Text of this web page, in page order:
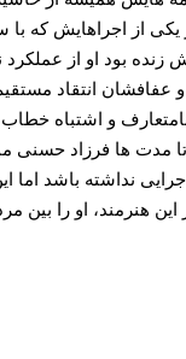
هات بت
یکی از اجراهایش که با
بود او از عملکرد
انتقاد مستقیم
و اشتباه
ها فرزاد حسنی
نداشته باشد اما
هنرمند، او را بین